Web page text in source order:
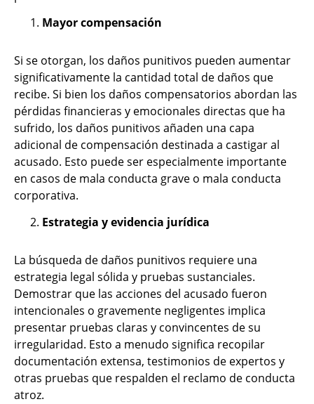
Mayor compensación
Si se otorgan, los daños punitivos pueden aumentar
significativamente la cantidad total de daños que
recibe. Si bien los daños compensatorios abordan las
pérdidas financieras y emocionales directas que ha
sufrido, los daños punitivos añaden una capa
adicional de compensación destinada a castigar al
acusado. Esto puede ser especialmente importante
en casos de mala conducta grave o mala conducta
corporativa.
Estrategia y evidencia jurídica
La búsqueda de daños punitivos requiere una
estrategia legal sólida y pruebas sustanciales.
Demostrar que las acciones del acusado fueron
intencionales o gravemente negligentes implica
presentar pruebas claras y convincentes de su
irregularidad. Esto a menudo significa recopilar
documentación extensa, testimonios de expertos y
otras pruebas que respalden el reclamo de conducta
atroz.